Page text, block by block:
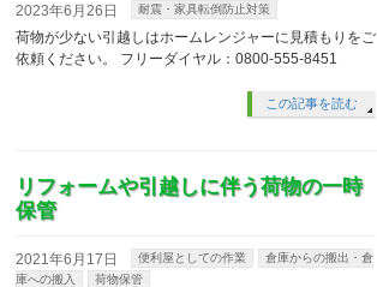
2023年6月26日 耐震・家具転倒防止対策
荷物が少ない引越しはホームレンジャーに見積もりをご
依頼ください。 フリーダイヤル：0800-555-8451
この記事を読む
リフォームや引越しに伴う荷物の一時
保管
2021年6月17日 便利屋としての作業
倉庫からの搬出・倉
庫への搬入
荷物保管